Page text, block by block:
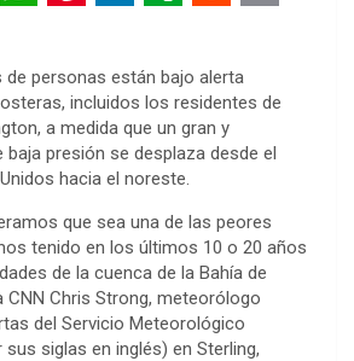
h
a
t
s
A
p
p
i
n
t
e
r
e
s
t
i
n
k
e
d
I
n
v
e
r
n
o
t
e
e
d
d
t
m
a
i
de personas están bajo alerta
incluidos los residentes de
a medida que un gran y
presión se desplaza desde el
hacia el noreste.
que sea una de las peores
tenido en los últimos 10 o 20 años
de la cuenca de la Bahía de
CNN Chris Strong, meteorólogo
del Servicio Meteorológico
sus siglas en inglés) en Sterling,